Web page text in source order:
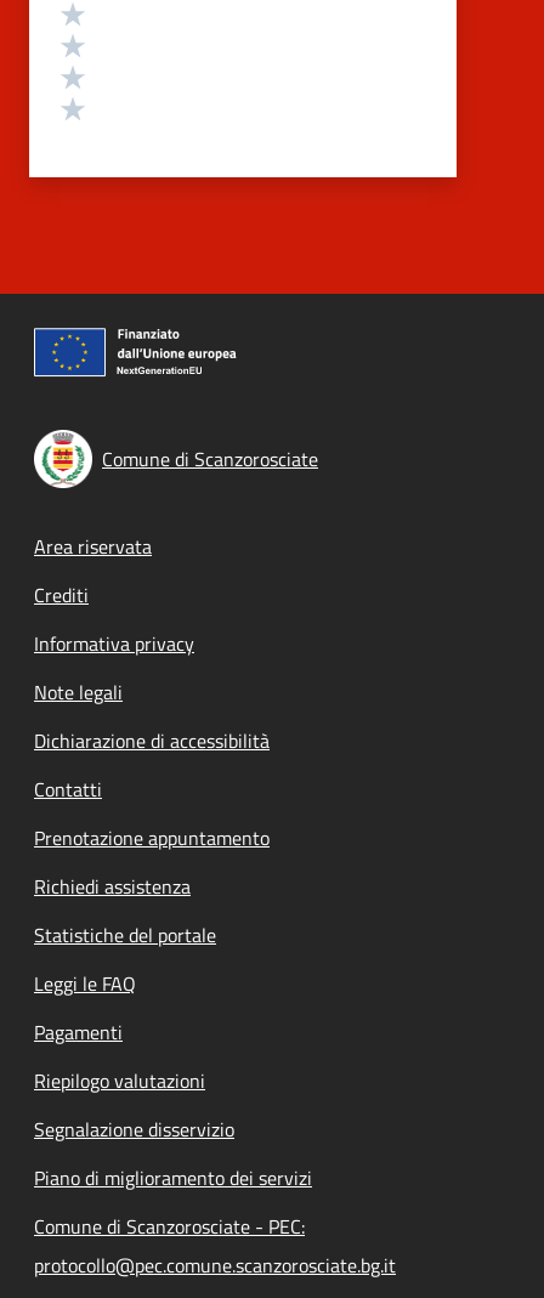
Comune di Scanzorosciate
Footer menu
Area riservata
Crediti
Informativa privacy
Note legali
Dichiarazione di accessibilità
Contatti
Prenotazione appuntamento
Richiedi assistenza
Statistiche del portale
Leggi le FAQ
Pagamenti
Riepilogo valutazioni
Segnalazione disservizio
Piano di miglioramento dei servizi
Comune di Scanzorosciate - PEC:
protocollo@pec.comune.scanzorosciate.bg.it